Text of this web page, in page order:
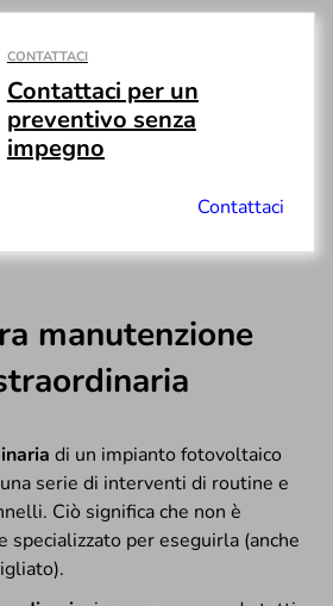
CONTATTACI
Contattaci per un
preventivo senza
impegno
Contattaci
manutenzione
di un impianto fotovoltaico
serie di interventi di routine e
Ciò significa che non è
specializzato per eseguirla (anche